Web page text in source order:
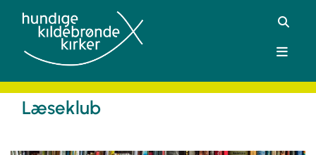
Læseklub